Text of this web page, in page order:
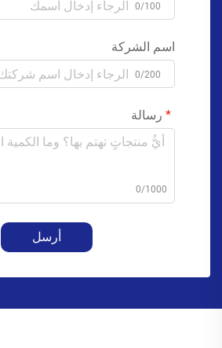
0/100
اسم الشركة
0/200
رسالة
0/1000
أرسل